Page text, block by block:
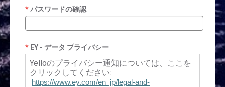
パスワードの確認
EY - データ プライバシー
Yelloのプライバシー通知については、ここを
クリックしてください:
https://www.ey.com/en_jp/legal-and-